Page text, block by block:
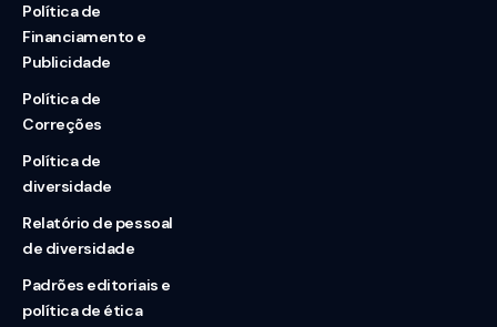
Política de
Financiamento e
Publicidade
Política de
Correções
Política de
diversidade
Relatório de pessoal
de diversidade
Padrões editoriais e
política de ética